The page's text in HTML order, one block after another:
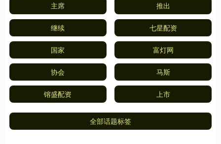
主席 推出
继续 七星配资
国家 富灯网
协会 马斯
镕盛配资 上市
全部话题标签